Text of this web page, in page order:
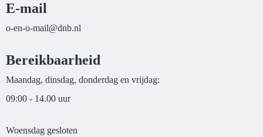
E-mail
liam-o-ne-o@dnb.nl
Bereikbaarheid
Maandag, dinsdag, donderdag en vrijdag:
09:00 - 14.00 uur
Woensdag gesloten